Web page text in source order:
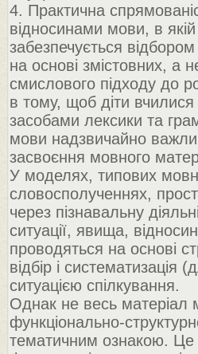
4. Практична
відносинами мови, в
забезпечується відбором
на основі змістовних, а
смислового підходу до
в тому, щоб діти вчилися
засобами лексики та
мови надзвичайно
засвоєння мовного
У моделях, типових
словосполученнях,
через пізнавальну
ситуації, явища,
проводяться на основі
відбір і систематизація
ситуацією спілкування.
Однак не весь матеріал
функціонально-
тематичним ознакою. Це